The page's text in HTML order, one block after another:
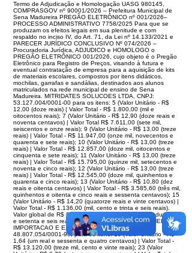
Termo de Adjudicação e Homologação UASG 980145,
COMPRASGOV nº 90001/2026 – Prefeitura Municipal de
Sena Madureira PREGÃO ELETRÔNICO nº 001/2026–
PROCESSO ADMINISTRATIVO 7758/2025 Para que se
produzam os efeitos legais em sua plenitude e com
respaldo no inciso IV, do Art. 71, da Lei nº 14.133/2021 e
PARECER JURÍDICO CONCLUSIVO Nº 074/2026 –
Procuradoria Jurídica, ADJUDICO e HOMOLOGO o
PREGÃO ELETRÔNICO 001/2026, cujo objeto é o Pregão
Eletrônico para Registro de Preços, visando à futura e
eventual contratação de empresa para a aquisição de kits
de materiais escolares, compostos por itens didáticos,
mochilas, garrafas e sandálias, destinados aos alunos
matriculados na rede municipal de ensino de Sena
Madureira. MITRIDATES SOLUCOES LTDA, CNPJ:
53.127.004/0001-00 para os itens: 5 (Valor Unitário - R$
12,00 (doze reais) | Valor Total - R$ 1.800,00 (mil e
oitocentos reais); 7 (Valor Unitário - R$ 12,90 (doze reais e
noventa centavos) | Valor Total R$ 7.611,00 (sete mil,
seiscentos e onze reais); 9 (Valor Unitário - R$ 13,00 (treze
reais) | Valor Total - R$ 11.947,00 (onze mil, novecentos e
quarenta e sete reais); 10 (Valor Unitário - R$ 13,00 (treze
reais) | Valor Total - R$ 12.857,00 (doze mil, oitocentos e
cinquenta e sete reais); 11 (Valor Unitário - R$ 13,00 (treze
reais) | Valor Total - R$ 15.795,00 (quinze mil, setecentos e
noventa e cinco reais); 12 (Valor Unitário - R$ 13,00 (treze
reais) | Valor Total - R$ 12.545,00 (doze mil, quinhentos e
quarenta e cinco reais); 13 (Valor Unitário - R$ 10,80 (dez
reais e oitenta centavos) | Valor Total - R$ 3.585,60 (três mil,
quinhentos e oitenta e cinco reais e sessenta centavos); 15
(Valor Unitário - R$ 14,20 (quatorze reais e vinte centavos) |
Valor Total - R$ 1.136,00 (mil, cento e trinta e seis reais).
Valor global de R$ 67.276,60 (sessenta e sete mil, duzentos
e setenta e seis reais e sessenta centavos). RM AMELY
IMPORTACAO E EXPORTACAO LTDA, CNPJ:
48.807.054/0001-90, para os itens: 18 (Valor Unitário - R$
1,64 (um real e sessenta e quatro centavos) | Valor Total -
R$ 13.120,00 (treze mil, cento e vinte reais); 23 (Valor